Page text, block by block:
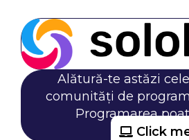
Alătură-te astăzi
comunități de
Programarea
Click